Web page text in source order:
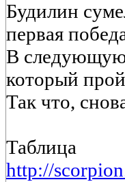
Будилин
первая
В следующую
который
Так что,
Таблица
http://